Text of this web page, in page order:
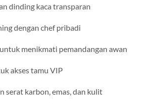
dinding kaca transparan
dengan chef pribadi
menikmati pemandangan awan
akses tamu VIP
serat karbon, emas, dan kulit